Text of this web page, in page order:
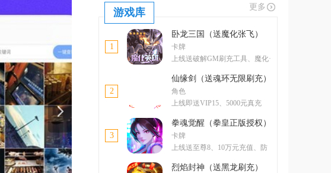
游戏库 更多
1
卧龙三国（送魔化张飞）
卡牌
上线送破解GM刷充工具、魔化·
2
仙缘剑（送魂环无限刷充）
角色
上线即送VIP15、5000元真充
3
拳魂觉醒（拳皇正版授权）
卡牌
上线送至尊8、10万元充值、防
烈焰封神（送黑龙刷充）